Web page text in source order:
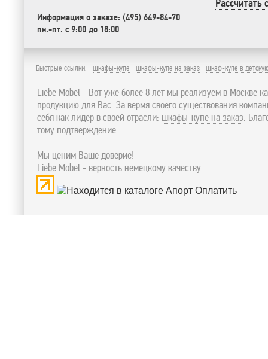
Информация о заказе: (495) 649-84-70
пн.-пт. с 9:00 до 18:00
Быстрые ссылки: шкафы-купе шкафы-купе на заказ шкаф-купе в
Liebe Mobel - Вот уже более 8 лет мы реализуем в Москве
продукцию для Вас. За вермя своего существования
себя как лидер в своей отрасли: шкафы-купе на заказ.
тому подтверждение.
Мы ценим Ваше доверие!
Liebe Mobel - верность немецкому качеству
Оплатить